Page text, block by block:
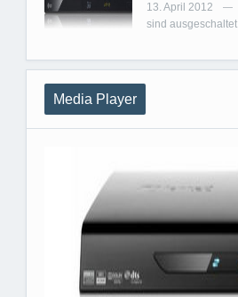
13. April 2012 —
sind ausgeschaltet
Media Player